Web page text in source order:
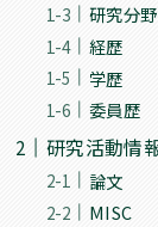
研究分野
経歴
学歴
委員歴
研究活動情
論文
MISC